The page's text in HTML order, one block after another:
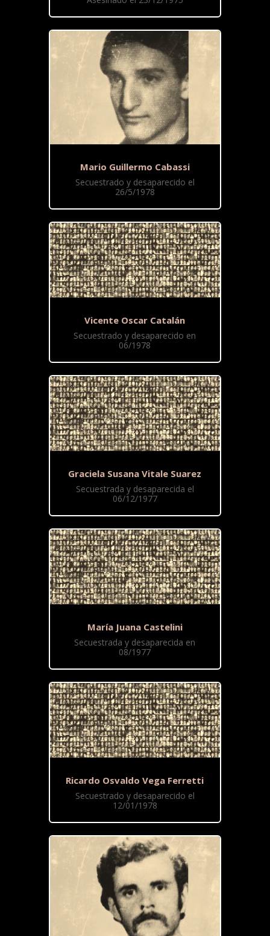
Mario Guillermo Cabassi
Secuestrado y desaparecido el
26/5/1978
Vicente Oscar Catalán
Secuestrado y desaparecido en
06/1978
Graciela Susana Vitale Suarez
Secuestrada y desaparecida el
06/12/1977
María Juana Castelini
Secuestrada y desaparecida en
08/1977
Ricardo Osvaldo Vega Ferretti
Secuestrado y desaparecido el
12/01/1978